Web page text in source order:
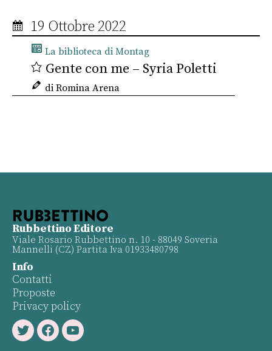
19 Ottobre 2022
La biblioteca di Montag
Gente con me – Syria Poletti
di Romina Arena
Rubbettino Editore
Viale Rosario Rubbettino n. 10 - 88049 Soveria
Mannelli (CZ) Partita Iva 01933480798
Info
Contatti
Proposte
Privacy policy
TwitterFacebookYoutube